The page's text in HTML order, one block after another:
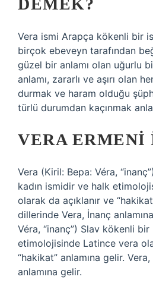
DEMEK?
Vera ismi Arapça kökenli bir
birçok ebeveyn tarafından
güzel bir anlamı olan uğurlu
anlamı, zararlı ve aşırı olan
durmak ve haram olduğu
türlü durumdan kaçınmak
VERA
Vera (Kiril: Вера: Véra,
kadın ismidir ve halk
olarak da açıklanır ve
dillerinde Vera, İnanç
Véra, “inanç”) Slav kökenli
etimolojisinde Latince vera
“hakikat” anlamına gelir.
anlamına gelir.